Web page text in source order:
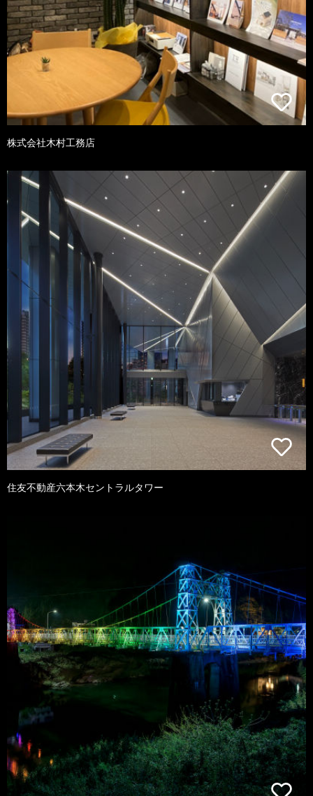
株式会社木村工務店
住友不動産六本木セントラルタワー